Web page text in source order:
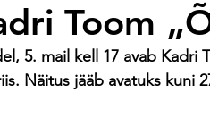
Toom
5. mail kell 17 avab Kadri
Näitus jääb avatuks kuni